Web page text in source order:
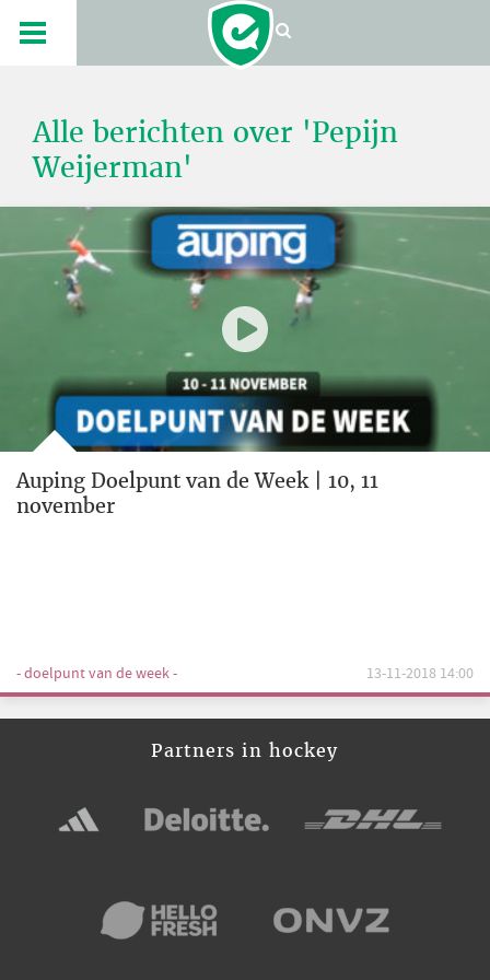
Alle berichten over 'Pepijn
Weijerman'
Auping Doelpunt van de Week | 10, 11
november
- doelpunt van de week - 13-11-2018 14:00
Partners in hockey